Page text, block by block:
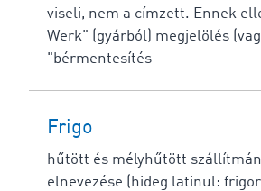
viseli, nem a címzett. Ennek
Werk" (gyárból) megjelölés
"bérmentesítés
Frigo
hűtött és mélyhűtött
elnevezése (hideg latinul: